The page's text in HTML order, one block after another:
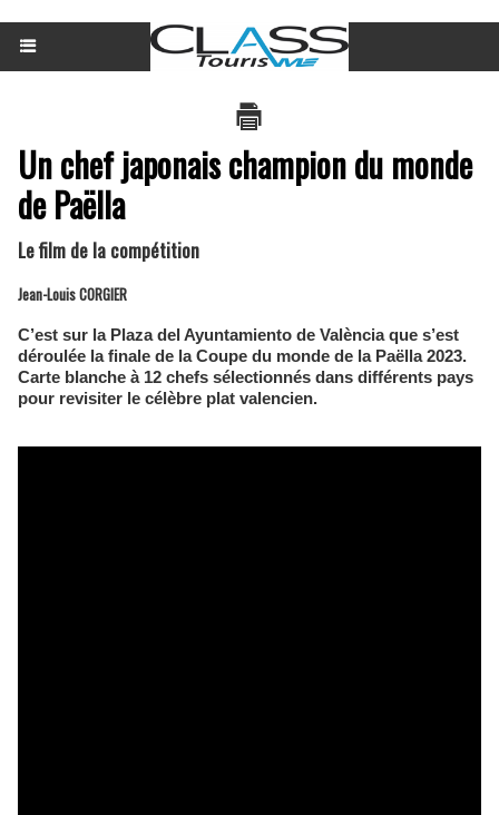
Un chef japonais champion du monde
de Paëlla
Le film de la compétition
Jean-Louis CORGIER
C’est sur la Plaza del Ayuntamiento de València que s’est
déroulée la finale de la Coupe du monde de la Paëlla 2023.
Carte blanche à 12 chefs sélectionnés dans différents pays
pour revisiter le célèbre plat valencien.